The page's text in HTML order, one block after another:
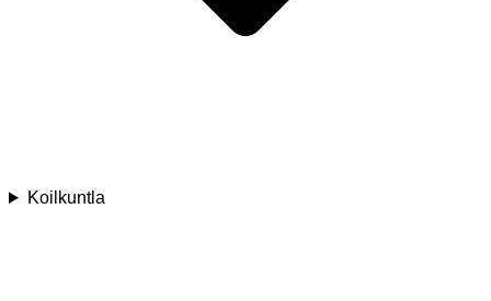
Koilkuntla